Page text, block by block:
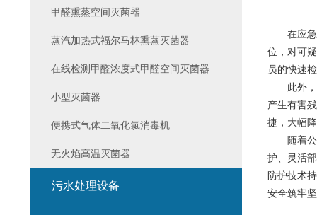
在应急救
位，对可
员的快速
此外，
产生有害
捷，大幅
随着公共
护、灵活
防护技术
安全筑牢
甲醛熏蒸空间灭菌器
蒸汽加热式福尔马林熏蒸灭菌器
在线检测甲醛浓度式甲醛空间灭菌器
小型灭菌器
便携式气体二氧化氯消毒机
无火焰高温灭菌器
污水处理设备